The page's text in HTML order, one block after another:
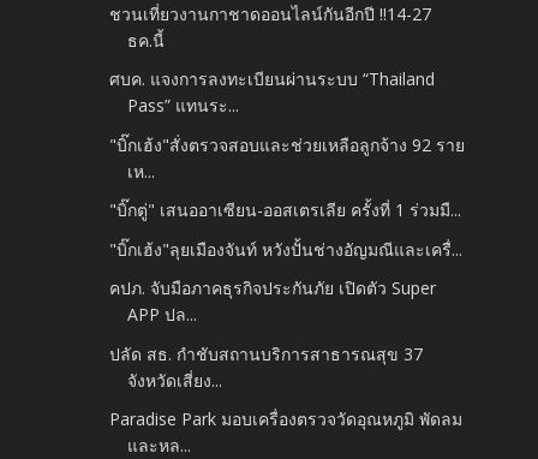
ชวนเที่ยวงานกาชาดออนไลน์กันอีกปี !!14-27
ธค.นี้
ศบค. แจงการลงทะเบียนผ่านระบบ “Thailand
Pass” แทนระ...
"บิ๊กเฮ้ง"สั่งตรวจสอบและช่วยเหลือลูกจ้าง 92 ราย
เห...
"บิ๊กตู่" เสนออาเซียน-ออสเตรเลีย ครั้งที่ 1 ร่วมมื...
"บิ๊กเฮ้ง"ลุยเมืองจันท์ หวังปั้นช่างอัญมณีและเครื่...
คปภ. จับมือภาคธุรกิจประกันภัย เปิดตัว Super
APP ปล...
ปลัด สธ. กำชับสถานบริการสาธารณสุข 37
จังหวัดเสี่ยง...
Paradise Park มอบเครื่องตรวจวัดอุณหภูมิ พัดลม
และหล...